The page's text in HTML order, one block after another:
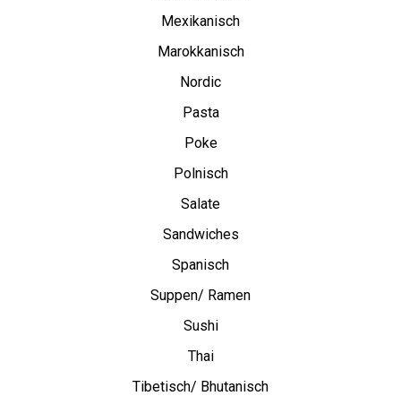
Mexikanisch
Marokkanisch
Nordic
Pasta
Poke
Polnisch
Salate
Sandwiches
Spanisch
Suppen/ Ramen
Sushi
Thai
Tibetisch/ Bhutanisch